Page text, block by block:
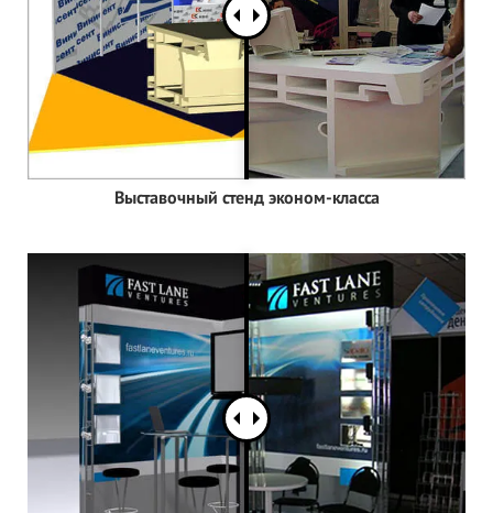
Выставочный стенд эконом-класса